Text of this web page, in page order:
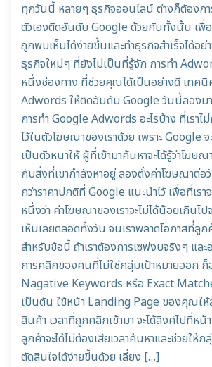
ทุกวันนี้ หลายๆ ธุรกิจออนไลน์ ต่างก็ต้องกา
ตัวเองติดอันดับ Google ด้วยกันทั้งนั้น เพื่อ
ถูกพบเห็นได้ง่ายขึ้นและทำธุรกิจสำเร็จได้อย่
ธุรกิจใหม่ๆ ที่ยังไม่เป็นที่รู้จัก การทำ
หนึ่งช่องทาง ที่ช่วยคุณได้เป็นอย่างดี เทคนิ
Adwords ให้ติดอันดับ Google วันนี้ลองม
การทำ Google Adwords อะไรบ้าง ที่เราไ
ไว้ในตัวโฆษณาของเราด้วย เพราะ Google
เป็นตัวหนาให้ ผู้ที่เข้ามาค้นหาจะได้รู้ว่าโฆษ
กับสิ่งที่เขากำลังหาอยู่ ลองตั้งค่าโฆษณาต่
กว่าราคาปกติที่ Google แนะนำไว้ เพื่อที่เรา
หนึ่งว่า ค่าโฆษณาของเราจะไม่ได้น้อยเกินไ
เห็นเลยตลอดทั้งวัน จนเราพลาดโอกาสที่ลูก
สำหรับข้อนี้ ถ้าเราต้องการเซฟงบจริงๆ แล
การคลิกของคนที่ไม่ใช่กลุ่มเป้าหมายออก ก็
Nagative Keywords หรือ Exact
เป็นต้น ใช้หน้า Landing Page ของคุณใ
สินค้า เวลาที่ถูกคลิกเข้ามา จะได้ลิงค์ไปที่ห
ลูกค้าจะได้ไม่ต้องเสียเวลาค้นหาและช่วยให้ก
ตัดสินใจได้ง่ายขึ้นด้วย เลี่ยง […]